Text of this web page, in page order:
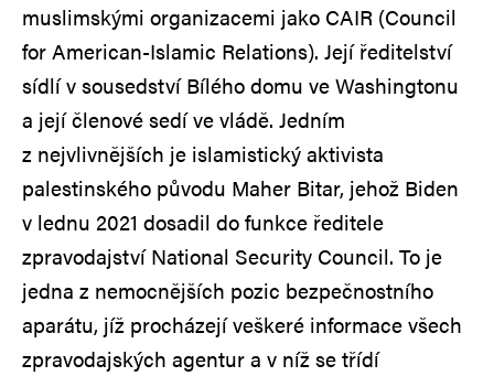
muslimskými organizacemi jako CAIR (Council
for American-Islamic Relations). Její ředitelství
sídlí v sousedství Bílého domu ve Washingtonu
a její členové sedí ve vládě. Jedním
z nejvlivnějších je islamistický aktivista
palestinského původu Maher Bitar, jehož Biden
v lednu 2021 dosadil do funkce ředitele
zpravodajství National Security Council. To je
jedna z nemocnějších pozic bezpečnostního
aparátu, jíž procházejí veškeré informace všech
zpravodajských agentur a v níž se třídí